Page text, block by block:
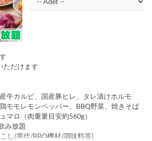
ただけます
牛カルビ、国産豚ヒレ、タレ漬けホルモ
モモレモンペッパー、BBQ野菜、焼きそば
マロ（肉重量目安約560g）
み放題
し/席代/BBQ機材/調味料等)